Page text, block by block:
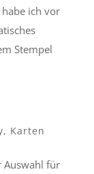
ich vor
Stempel
, Karten
Auswahl für